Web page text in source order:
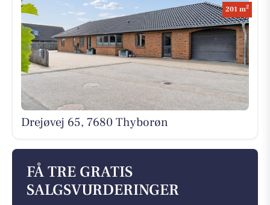
201 m2
Drejøvej 65, 7680 Thyborøn
FÅ TRE GRATIS
SALGSVURDERINGER